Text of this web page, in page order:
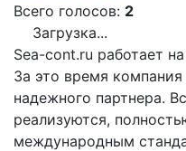
Всего голосов: 2
Загрузка...
Sea-cont.ru работает
За это время
надежного партнера.
реализуются,
международным